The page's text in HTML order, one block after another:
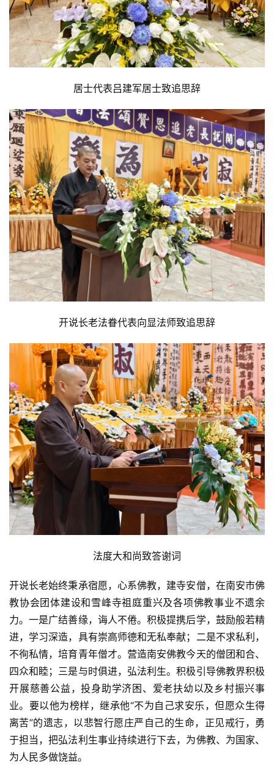
政
策
法
免
责
声
明
居士代表吕建军居士致追思辞
开说长老法眷代表向显法师致追思辞
法度大和尚致答谢词
开说长老始终秉承宿愿，心系佛教，建寺安僧，在南安市佛
教协会团体建设和雪峰寺祖庭重兴及各项佛教事业不遗余
力。一是广结善缘，诲人不倦。积极提携后学，鼓励般若精
进，学习深造，具有崇高师德和无私奉献；二是不求私利，
不徇私情，培育青年僧才。营造南安佛教今天的僧团和合、
四众和睦；三是与时俱进，弘法利生。积极引导佛教界积极
开展慈善公益，投身助学济困、爱老扶幼以及乡村振兴事
业。要以他为榜样，继承他“不为自己求安乐，但愿众生得
离苦”的遗志，以悲智行愿庄严自己的生命，正见戒行，勇
于担当，把弘法利生事业持续进行下去，为佛教、为国家、
为人民多做饶益。